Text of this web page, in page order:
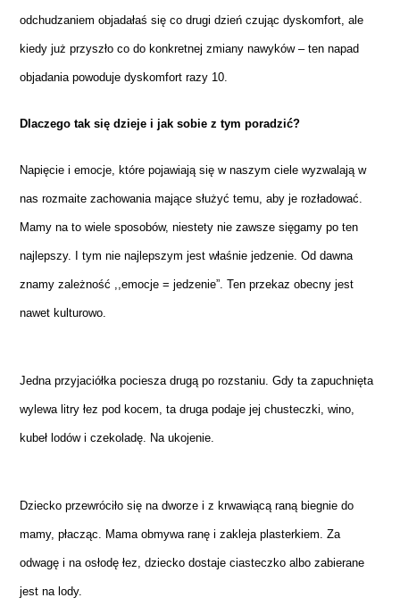
odchudzaniem objadałaś się co drugi dzień czując dyskomfort, ale
kiedy już przyszło co do konkretnej zmiany nawyków – ten napad
objadania powoduje dyskomfort razy 10.
Dlaczego tak się dzieje i jak sobie z tym poradzić?
Napięcie i emocje, które pojawiają się w naszym ciele wyzwalają w
nas rozmaite zachowania mające służyć temu, aby je rozładować.
Mamy na to wiele sposobów, niestety nie zawsze sięgamy po ten
najlepszy. I tym nie najlepszym jest właśnie jedzenie. Od dawna
znamy zależność ,,emocje = jedzenie”. Ten przekaz obecny jest
nawet kulturowo.
Jedna przyjaciółka pociesza drugą po rozstaniu. Gdy ta zapuchnięta
wylewa litry łez pod kocem, ta druga podaje jej chusteczki, wino,
kubeł lodów i czekoladę. Na ukojenie.
Dziecko przewróciło się na dworze i z krwawiącą raną biegnie do
mamy, płacząc. Mama obmywa ranę i zakleja plasterkiem. Za
odwagę i na osłodę łez, dziecko dostaje ciasteczko albo zabierane
jest na lody.